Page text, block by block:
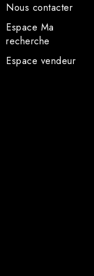
Nous contacter
Espace Ma
recherche
Espace vendeur